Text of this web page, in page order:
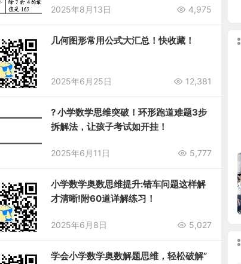
2025年8月13日 4,975
几何图形常用公式大汇总！快收藏！
2025年6月25日 12,381
? 小学数学思维突破！环形跑道难题3步
拆解法，让孩子考试如开挂！
2025年6月11日 5,777
小学数学奥数思维提升:错车问题这样解
才清晰!附60道详解练习！
2025年6月8日 5,027
学会小学数学奥数解题思维，轻松破解”